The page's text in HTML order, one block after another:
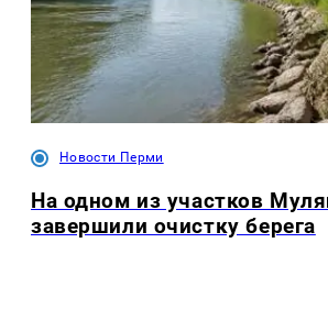
Новости Перми
На одном из участков
завершили очистку берега